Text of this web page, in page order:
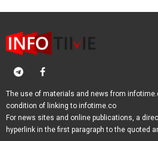
The use of materials and news from
condition of linking to infotime.co
For news sites and online publications, a
hyperlink in the first paragraph to the quoted